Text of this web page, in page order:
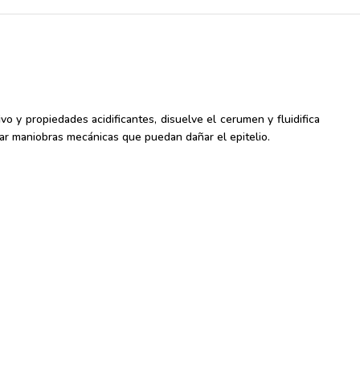
y propiedades acidificantes, disuelve el cerumen y fluidifica
mecánicas que puedan dañar el epitelio.